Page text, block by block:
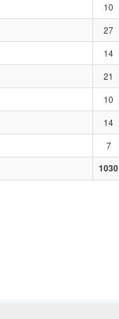
10
27
14
21
10
14
7
1030